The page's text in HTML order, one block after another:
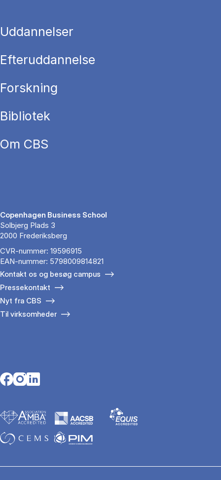
Uddannelser
Efteruddannelse
Forskning
Bibliotek
Om CBS
Copenhagen Business School
Solbjerg Plads 3
2000 Frederiksberg
CVR-nummer: 19596915
EAN-nummer: 5798009814821
Kontakt os og besøg campus
Pressekontakt
Nyt fra CBS
Til virksomheder
Opens in a new tab
Opens in a new tab
Opens in a new tab